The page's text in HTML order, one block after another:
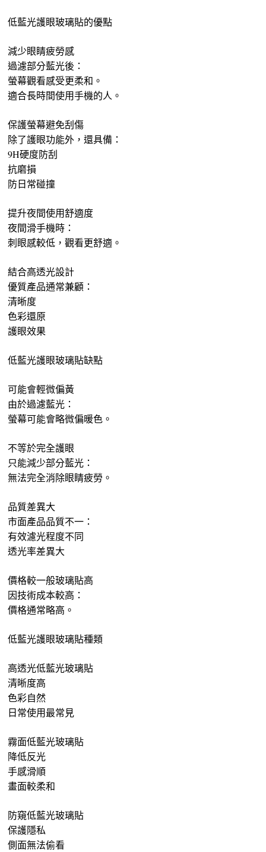
低藍光護眼玻璃貼的優點
減少眼睛疲勞感
過濾部分藍光後：
螢幕觀看感受更柔和。
適合長時間使用手機的人。
保護螢幕避免刮傷
除了護眼功能外，還具備：
9H硬度防刮
抗磨損
防日常碰撞
提升夜間使用舒適度
夜間滑手機時：
刺眼感較低，觀看更舒適。
結合高透光設計
優質產品通常兼顧：
清晰度
色彩還原
護眼效果
低藍光護眼玻璃貼缺點
可能會輕微偏黃
由於過濾藍光：
螢幕可能會略微偏暖色。
不等於完全護眼
只能減少部分藍光：
無法完全消除眼睛疲勞。
品質差異大
市面產品品質不一：
有效濾光程度不同
透光率差異大
價格較一般玻璃貼高
因技術成本較高：
價格通常略高。
低藍光護眼玻璃貼種類
高透光低藍光玻璃貼
清晰度高
色彩自然
日常使用最常見
霧面低藍光玻璃貼
降低反光
手感滑順
畫面較柔和
防窺低藍光玻璃貼
保護隱私
側面無法偷看